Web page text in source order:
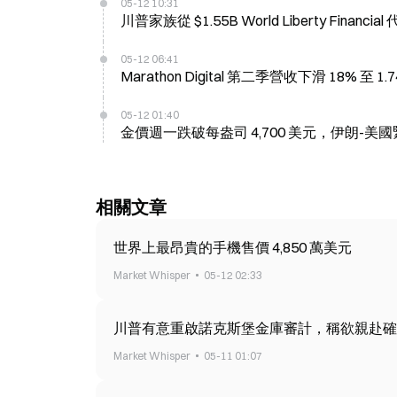
05-12 10:31
川普家族從 $1.55B World Liberty Financial
05-12 06:41
Marathon Digital 第二季營收下滑 18% 至
05-12 01:40
金價週一跌破每盎司 4,700 美元，伊朗-美
相關文章
世界上最昂貴的手機售價 4,850 萬美元
Market Whisper 05-12 02:33
川普有意重啟諾克斯堡金庫審計，稱欲親赴
Market Whisper 05-11 01:07